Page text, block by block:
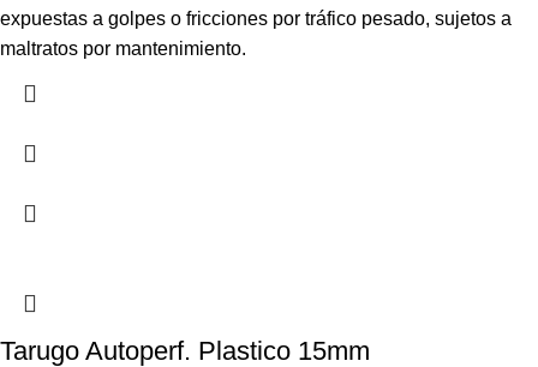
expuestas a golpes o fricciones por tráfico pesado, sujetos a
maltratos por mantenimiento.
Tarugo Autoperf. Plastico 15mm